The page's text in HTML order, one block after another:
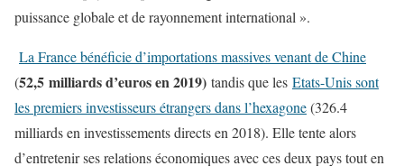
puissance globale et de rayonnement international ».
La France bénéficie d’importations massives venant de Chine
(52,5 milliards d’euros en 2019) tandis que les Etats-Unis sont
les premiers investisseurs étrangers dans l’hexagone(326.4
milliards en investissements directs en 2018). Elle tente alors
d’entretenir ses relations économiques avec ces deux pays tout en